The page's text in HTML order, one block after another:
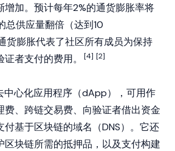
增加。预计每年2%的通货膨胀率将
总供应量翻倍（达到10
货膨胀代表了社区所有成员为保持
者支付的费用。
[4] [2]
中心化应用程序 （dApp），可用作
费、跨链交易费、向验证者借出资金
付基于区块链的域名（DNS）。它还
区块链所需的抵押品，以及支付构建